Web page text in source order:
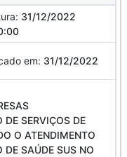
31/12/2022
em: 31/12/2022
DE SERVIÇOS DE
O ATENDIMENTO
SAÚDE SUS NO